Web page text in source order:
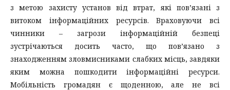
з метою захисту установ від втрат, які пов’язані з
витоком інформаційних ресурсів. Враховуючи всі
чинники – загрози інформаційній безпеці
зустрічаються досить часто, що пов’язано з
знаходженням зловмисниками слабких місць, завдяки
яким можна пошкодити інформаційні ресурси.
Мобільність громадян є щоденною, але не всі